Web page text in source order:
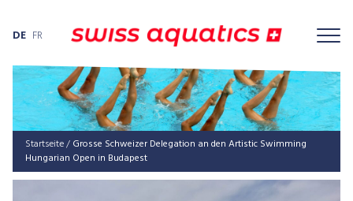
DE FR
Startseite/ Grosse Schweizer Delegation an den Artistic Swimming
Hungarian Open in Budapest